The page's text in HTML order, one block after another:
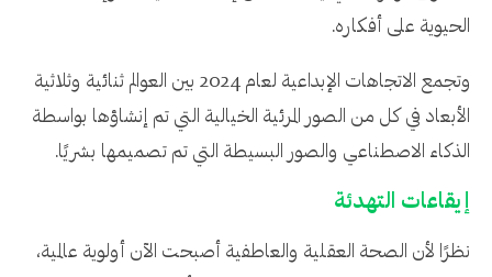
الحيوية على أفكاره.
وتجمع الاتجاهات الإبداعية لعام 2024 بين العوالم ثنائية وثلاثية
الأبعاد في كل من الصور المرئية الخيالية التي تم إنشاؤها بواسطة
الذكاء الاصطناعي والصور البسيطة التي تم تصميمها بشريًا.
إيقاعات التهدئة
نظرًا لأن الصحة العقلية والعاطفية أصبحت الآن أولوية عالمية،